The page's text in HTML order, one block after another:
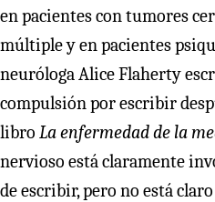
en pacientes con tumores
múltiple y en pacientes
neuróloga Alice Flaherty
compulsión por escribir
libro La enfermedad de la
nervioso está claramente
de escribir, pero no está